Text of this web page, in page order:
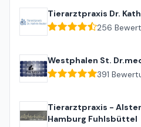
Tierarztpraxis Dr.
256
Westphalen St.
391
Tierarztpraxis -
Hamburg Fuhlsbüttel